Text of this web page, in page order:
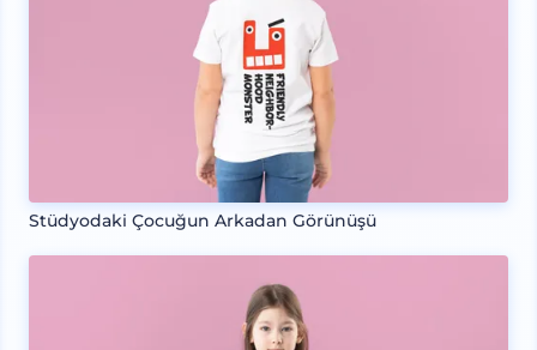
Stüdyodaki Çocuğun Arkadan Görünüşü